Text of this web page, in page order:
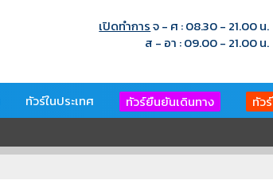
เปิดทำการจ - ศ : 08.30 - 21.00 น.
ส - อา : 09.00 - 21.00 น.
ทัวร์ในประเทศ ทัวร์ยืนยันเดินทาง ทัว